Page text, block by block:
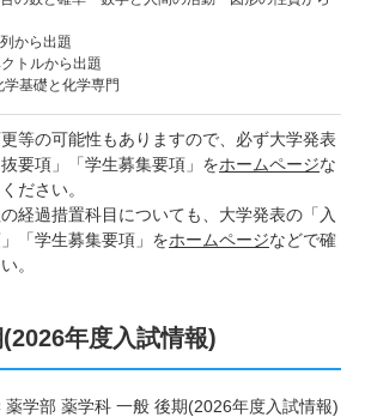
から出題
トルから出題
基礎と化学専門
等の可能性もありますので、必ず大学発表
要項」「学生募集要項」をホームページな
ださい。
経過措置科目についても、大学発表の「入
「学生募集要項」をホームページなどで確
。
年度入試情報)
薬学部 薬学科 一般 後期(2026年度入試情報)